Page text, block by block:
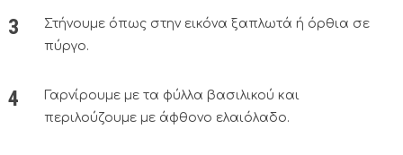
Στήνουμε όπως στην εικόνα ξαπλωτά ή όρθια σε
πύργο.
Γαρνίρουμε με τα φύλλα βασιλικού και
περιλούζουμε με άφθονο ελαιόλαδο.